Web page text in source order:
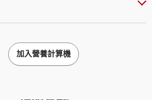
加入營養計算機